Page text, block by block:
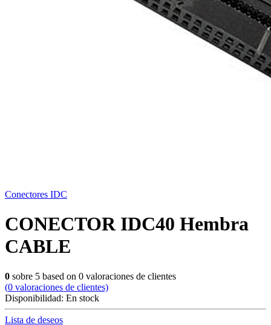
Conectores IDC
CONECTOR IDC40 Hembra
CABLE
0 sobre 5 based on 0 valoraciones de clientes
(0 valoraciones de clientes)
Disponibilidad: En stock
Lista de deseos